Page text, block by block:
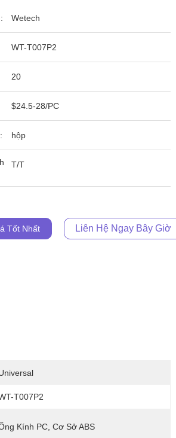
Wetech
WT-T007P2
20
$24.5-28/PC
hộp
T/T
Tốt Nhất Liên Hệ Ngay Bây Giờ
T007P2
Kính PC, Cơ Sở ABS